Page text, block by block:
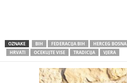
OZNAKE BIH FEDERACIJA BIH HERCEG BOSNA
HRVATI
OCEKUJTE VISE TRADICIJA VJERA